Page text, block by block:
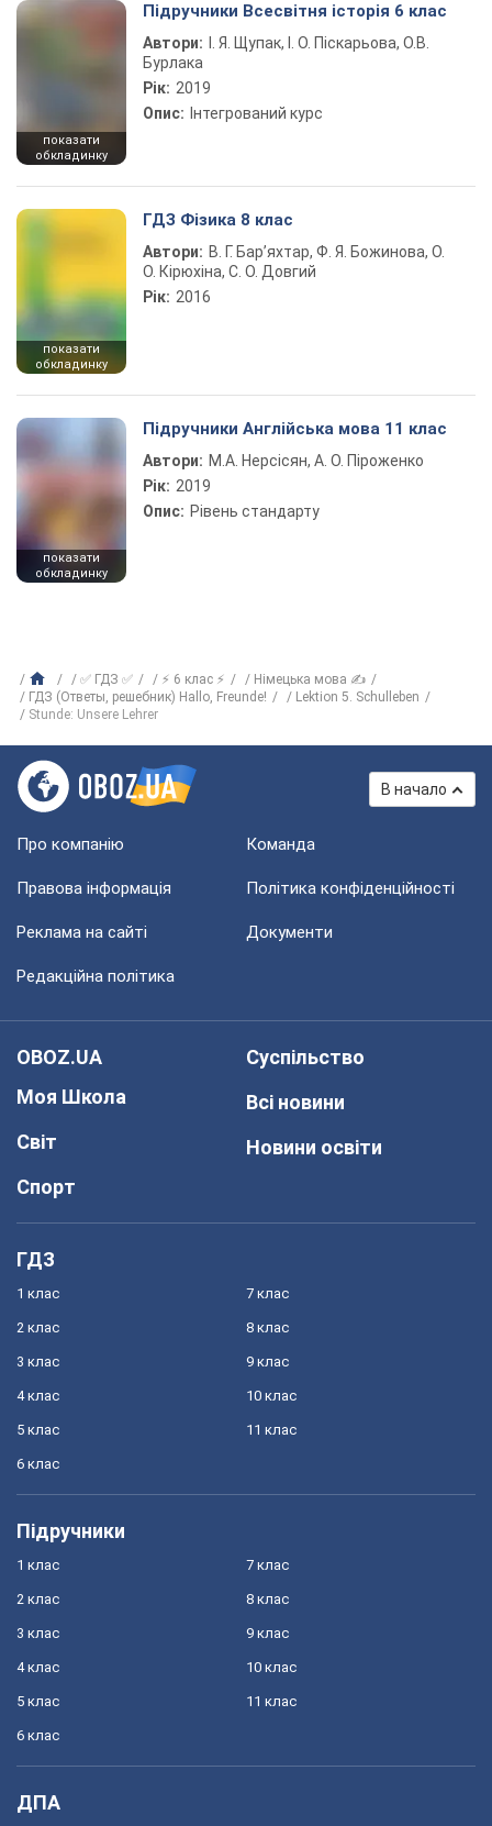
показати
обкладинку
Підручники Всесвітня історія 6 клас
Автори:
І. Я. Щупак, І. О. Піскарьова, О.В.
Бурлака
Рік: 2019
Опис: Інтегрований курс
показати
обкладинку
ГДЗ Фізика 8 клас
Автори: В. Г. Бар’яхтар, Ф. Я. Божинова, О.
О. Кірюхіна, С. О. Довгий
Рік: 2016
показати
обкладинку
Підручники Англійська мова 11 клас
Автори: М.А. Нерсісян, А. О. Піроженко
Рік: 2019
Опис: Рівень стандарту
✅ ГДЗ ✅ ⚡ 6 клас ⚡
Німецька мова ✍
ГДЗ (Ответы, решебник) Hallo, Freunde!
Lektion 5. Schulleben
Stunde: Unsere Lehrer
В начало
Про компанію Команда
Правова інформація Політика конфіденційності
Реклама на сайті Документи
Редакційна політика
OBOZ.UA
Моя Школа
Світ
Спорт
Суспільство
Всі новини
Новини освіти
ГДЗ
1 клас
2 клас
3 клас
4 клас
5 клас
6 клас
7 клас
8 клас
9 клас
10 клас
11 клас
Підручники
1 клас
2 клас
3 клас
4 клас
5 клас
6 клас
7 клас
8 клас
9 клас
10 клас
11 клас
ДПА